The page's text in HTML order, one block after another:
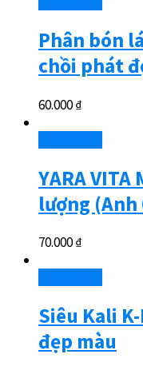
Phân bón
chồi phát
60.000₫
YARA VITA
lượng (Anh
70.000₫
Siêu Kali
đẹp màu